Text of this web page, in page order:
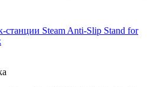
станции Steam Anti-Slip Stand for